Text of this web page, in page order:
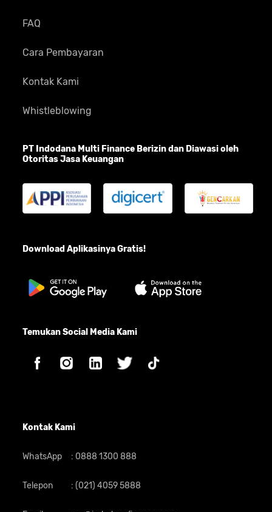
FAQ
Cara Pembayaran
Kontak Kami
Whistleblowing
PT Indodana Multi Finance Berizin dan Diawasi oleh
Otoritas Jasa Keuangan
Download Aplikasinya Gratis!
Temukan Social Media Kami
Kontak Kami
WhatsApp : 0888 1300 888
Telepon : (021) 4059 5888